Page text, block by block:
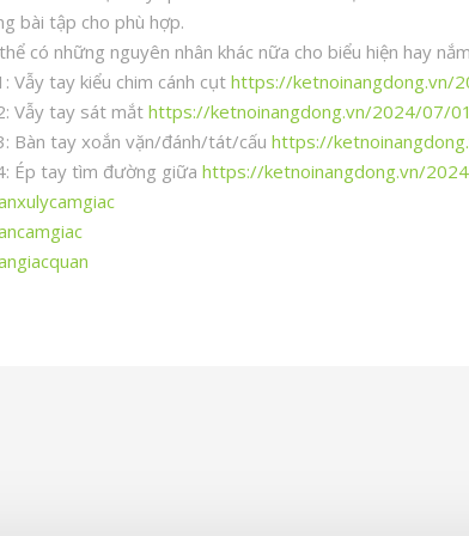
bài tập cho phù hợp.
có những nguyên nhân khác nữa cho biểu hiện hay
Vẫy tay kiểu chim cánh cụt https://ketnoinangdong.vn/
Vẫy tay sát mắthttps://ketnoinangdong.vn/2024/07/
Bàn tay xoắn vặn/đánh/tát/cấu https://
Ép tay tìm đường giữa https://ketnoinangdong.vn/